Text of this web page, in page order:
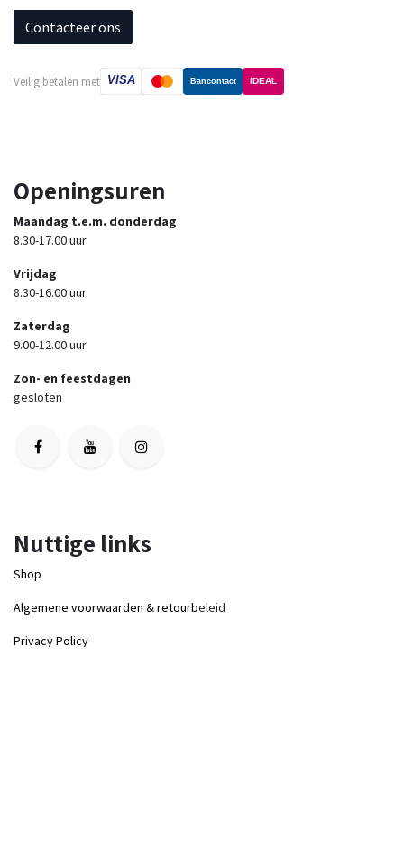
Contacteer ons
Veilig betalen met VISA Bancontact iDEAL
Openingsuren
Maandag t.e.m. donderdag
8.30-17.00 uur
Vrijdag
8.30-16.00 uur
Zaterdag
9.00-12.00 uur
Zon- en feestdagen
gesloten
Nuttige links
Shop
Algemene voorwaarden & retourbeleid
Privacy Policy